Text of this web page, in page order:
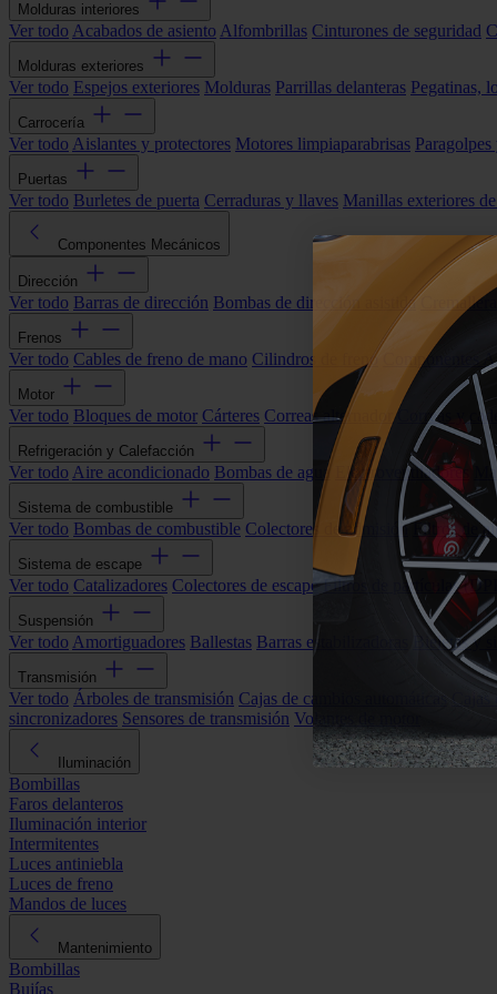
Molduras interiores
Ver todo Acabados de asiento Alfombrillas Cinturones de seguridad
Molduras exteriores
Ver todo Espejos exteriores Molduras Parrillas delanteras Pegatinas,
Carrocería
Ver todo Aislantes y protectores Motores limpiaparabrisas
Puertas
Ver todo Burletes de puerta Cerraduras y llaves Manillas exteriores
Componentes Mecánicos
Dirección
Ver todo Barras de dirección Bombas de dirección asistida
Frenos
Ver todo Cables de freno de mano Cilindros de freno Componentes
Motor
Ver todo Bloques de motor Cárteres Correas alternador Correas y
Refrigeración y Calefacción
Ver todo Aire acondicionado Bombas de agua Electroventiladores
Sistema de combustible
Ver todo Bombas de combustible Colectores de admisión Filtros de
Sistema de escape
Ver todo Catalizadores Colectores de escape Filtros de partículas
Suspensión
Ver todo Amortiguadores Ballestas Barras estabilizadoras Bieletas y
Transmisión
Ver todo Árboles de transmisión Cajas de cambios automáticas
sincronizadores Sensores de transmisión Volantes de motor
Iluminación
Bombillas
Faros delanteros
Iluminación interior
Intermitentes
Luces antiniebla
Luces de freno
Mandos de luces
Mantenimiento
Bombillas
Bujías